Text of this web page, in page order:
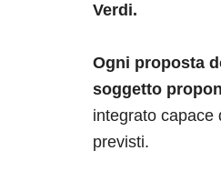
Verdi.
Ogni proposta
soggetto
integrato capace
previsti.